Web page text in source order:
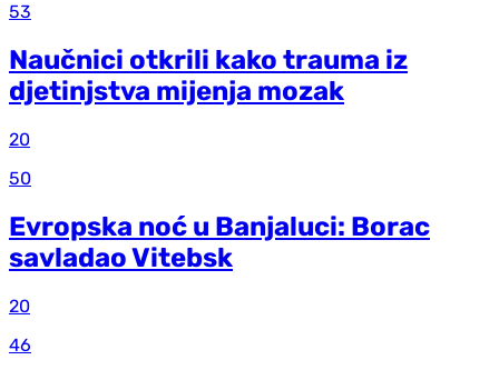
53
Naučnici otkrili kako trauma iz
d‌jetinjstva mijenja mozak
20
50
Evropska noć u Banjaluci: Borac
savladao Vitebsk
20
46